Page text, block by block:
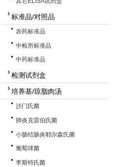
标准品/对照品
农药标准品
中检所标准品
中药标准品
检测试剂盒
培养基/琼脂肉汤
沙门氏菌
肺炎克雷伯氏菌
小肠结肠炎耶尔森氏菌
葡萄球菌
李斯特氏菌